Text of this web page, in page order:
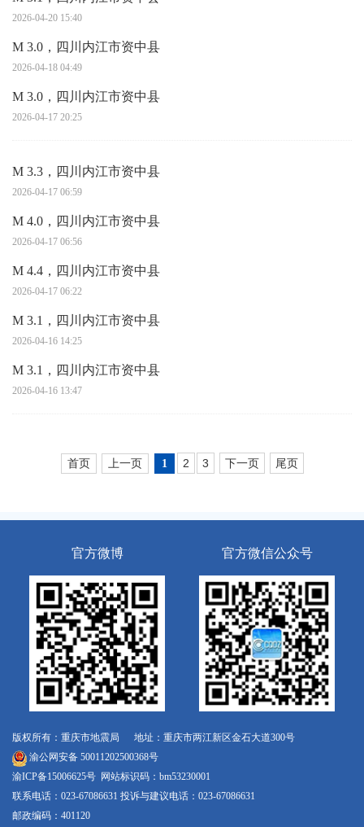
2026-04-20 15:40
M 3.0，四川内江市资中县
2026-04-18 04:49
M 3.0，四川内江市资中县
2026-04-17 20:25
M 3.3，四川内江市资中县
2026-04-17 06:59
M 4.0，四川内江市资中县
2026-04-17 06:56
M 4.4，四川内江市资中县
2026-04-17 06:22
M 3.1，四川内江市资中县
2026-04-16 14:25
M 3.1，四川内江市资中县
2026-04-16 13:47
首页 上一页 1 2 3 下一页 尾页
官方微博 官方微信公众号
版权所有：重庆市地震局 地址：重庆市两江新区金石大道300号
渝公网安备 50011202500368号
渝ICP备15006625号 网站标识码：bm53230001
联系电话：023-67086631 投诉与建议电话：023-67086631
邮政编码：401120